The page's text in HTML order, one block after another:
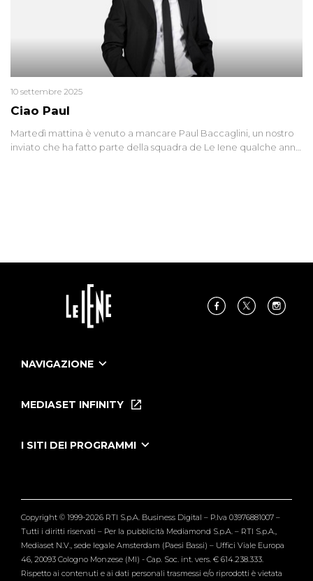
Ciao Paul
10 settembre 2025
Martedì mattina è venuto a mancare Paul Baccaglini, un nostro
inviato che ha fatto parte della squadra de Le Iene qualche anno
NAVIGAZIONE
Le Iene Presentano Inside
Tutti i servizi
MEDIASET INFINITY
I SITI DEI PROGRAMMI
Verissimo
Copyright © 1999-2026 RTI S.p.A. Business Digital – P.Iva 03976881007 –
Tutti i diritti riservati – Per la pubblicità Mediamond S.p.A. – RTI S.p.A.,
Mediaset N.V., sede legale Amsterdam (Paesi Bassi) – Uffici Viale Europa
46, 20093 Cologno Monzese (MI) - Cap. Soc. int. vers. € 614.238.333.
Rispetto ai contenuti e ai dati personali trasmessi e/o riprodotti è vietata